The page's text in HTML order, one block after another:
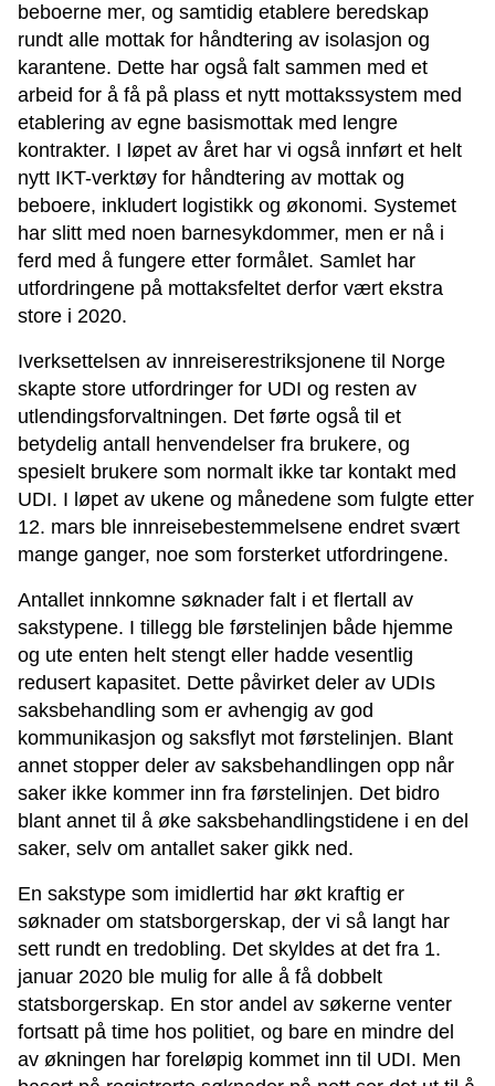
beboerne mer, og samtidig etablere beredskap
rundt alle mottak for håndtering av isolasjon og
karantene. Dette har også falt sammen med et
arbeid for å få på plass et nytt mottakssystem med
etablering av egne basismottak med lengre
kontrakter. I løpet av året har vi også innført et helt
nytt IKT-verktøy for håndtering av mottak og
beboere, inkludert logistikk og økonomi. Systemet
har slitt med noen barnesykdommer, men er nå i
ferd med å fungere etter formålet. Samlet har
utfordringene på mottaksfeltet derfor vært ekstra
store i 2020.
Iverksettelsen av innreiserestriksjonene til Norge
skapte store utfordringer for UDI og resten av
utlendingsforvaltningen. Det førte også til et
betydelig antall henvendelser fra brukere, og
spesielt brukere som normalt ikke tar kontakt med
UDI. I løpet av ukene og månedene som fulgte etter
12. mars ble innreisebestemmelsene endret svært
mange ganger, noe som forsterket utfordringene.
Antallet innkomne søknader falt i et flertall av
sakstypene. I tillegg ble førstelinjen både hjemme
og ute enten helt stengt eller hadde vesentlig
redusert kapasitet. Dette påvirket deler av UDIs
saksbehandling som er avhengig av god
kommunikasjon og saksflyt mot førstelinjen. Blant
annet stopper deler av saksbehandlingen opp når
saker ikke kommer inn fra førstelinjen. Det bidro
blant annet til å øke saksbehandlingstidene i en del
saker, selv om antallet saker gikk ned.
En sakstype som imidlertid har økt kraftig er
søknader om statsborgerskap, der vi så langt har
sett rundt en tredobling. Det skyldes at det fra 1.
januar 2020 ble mulig for alle å få dobbelt
statsborgerskap. En stor andel av søkerne venter
fortsatt på time hos politiet, og bare en mindre del
av økningen har foreløpig kommet inn til UDI. Men